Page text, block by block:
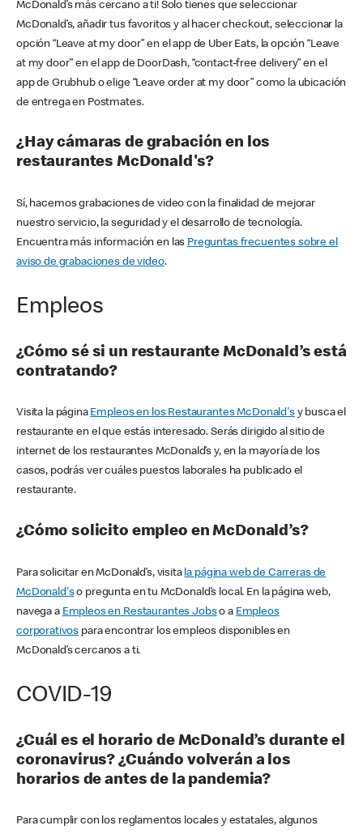
McDonald’s más cercano a ti! Solo tienes que seleccionar
McDonald’s, añadir tus favoritos y al hacer checkout, seleccionar la
opción “Leave at my door” en el app de Uber Eats, la opción “Leave
at my door” en el app de DoorDash, “contact-free delivery” en el
app de Grubhub o elige “Leave order at my door” como la ubicación
de entrega en Postmates.
¿Hay cámaras de grabación en los
restaurantes McDonald's?
Sí, hacemos grabaciones de video con la finalidad de mejorar
nuestro servicio, la seguridad y el desarrollo de tecnología.
Encuentra más información en las Preguntas frecuentes sobre el
aviso de grabaciones de video.
Empleos
¿Cómo sé si un restaurante McDonald’s está
contratando?
Visita la página Empleos en los Restaurantes McDonald'sy busca el
restaurante en el que estás interesado. Serás dirigido al sitio de
internet de los restaurantes McDonald’s y, en la mayoría de los
casos, podrás ver cuáles puestos laborales ha publicado el
restaurante.
¿Cómo solicito empleo en McDonald’s?
Para solicitar en McDonald’s, visita la página web de Carreras de
McDonald'so pregunta en tu McDonald’s local. En la página web,
navega a Empleos en Restaurantes Jobso a Empleos
corporativos para encontrar los empleos disponibles en
McDonald’s cercanos a ti.
COVID-19
¿Cuál es el horario de McDonald’s durante el
coronavirus? ¿Cuándo volverán a los
horarios de antes de la pandemia?
Para cumplir con los reglamentos locales y estatales, algunos